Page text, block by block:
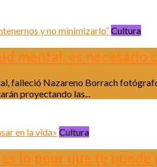
Cultura
mental, es
falleció Nazareno Borrach
proyectando las...
Cultura
lo peor que te puede